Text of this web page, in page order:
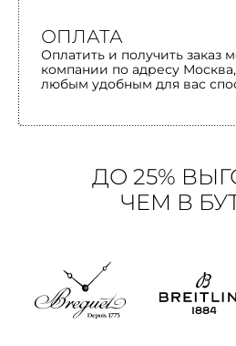
ОПЛАТА
Оплатить и получить заказ
компании по адресу
любым удобным для вас
ДО 25%
ЧЕМ В